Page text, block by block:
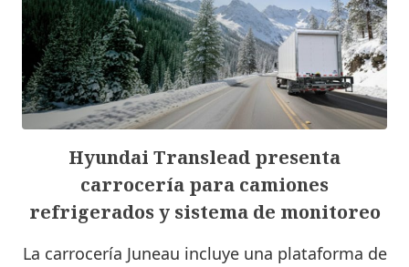
Hyundai Translead presenta
carrocería para camiones
refrigerados y sistema de monitoreo
La carrocería Juneau incluye una plataforma de